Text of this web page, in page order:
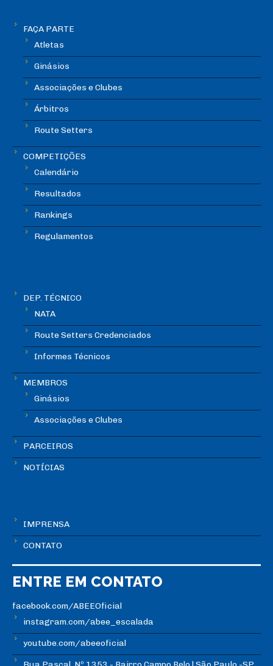
FAÇA PARTE
Atletas
Ginásios
Associações e Clubes
Árbitros
Route Setters
COMPETIÇÕES
Calendário
Resultados
Rankings
Regulamentos
DEP. TÉCNICO
NATA
Route Setters Credenciados
Informes Técnicos
MEMBROS
Ginásios
Associações e Clubes
PARCEIROS
NOTÍCIAS
IMPRENSA
CONTATO
ENTRE EM CONTATO
facebook.com/ABEEOficial
instagram.com/abee_escalada
youtube.com/abeeoficial